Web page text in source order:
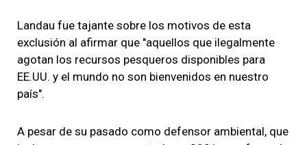
Landau fue tajante sobre los motivos de esta
exclusión al afirmar que "aquellos que ilegalmente
agotan los recursos pesqueros disponibles para
EE.UU. y el mundo no son bienvenidos en nuestro
país".
A pesar de su pasado como defensor ambiental, que